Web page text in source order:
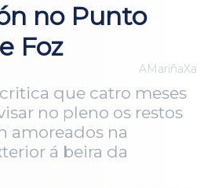
no Punto
Foz
AMariñaXa
que catro meses
no pleno os restos
amoreados na
á beira da